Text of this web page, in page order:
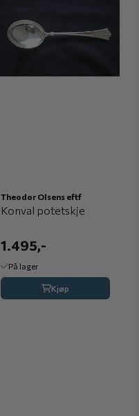
Theodor Olsens eftf
Konval potetskje
1.495,-
På lager
Kjøp